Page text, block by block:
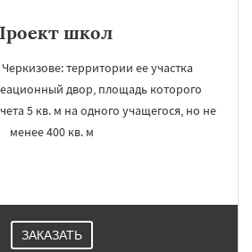
школ
территории ее участка
двор, площадь которого
5 кв. м на одного учащегося, но не
менее 400 кв. м
ЗАКАЗАТЬ
ПОДРОБНЕЕ